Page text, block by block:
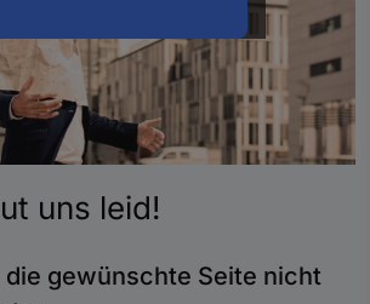
uns leid!
gewünschte Seite nicht